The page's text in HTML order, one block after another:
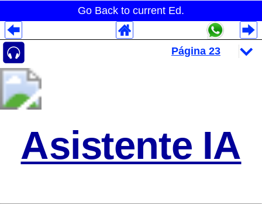
Go Back to current Ed.
Asistente IA
Despliegues Analytics
Despliegues Totales
Despliegues por Rubros